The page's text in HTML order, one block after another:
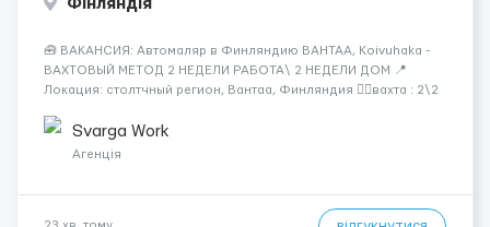
Фінляндія
🧰 ВАКАНСИЯ: Автомаляр в Финляндию ВАНТАА, Koivuhaka -
ВАХТОВЫЙ МЕТОД 2 НЕДЕЛИ РАБОТА\ 2 НЕДЕЛИ ДОМ 📍
Локация: столтчный регион, Вантаа, Финляндия 👌🏻вахта : 2\2
час брутто 🏠 Жильё: предоставляется БЕСПЛАТНО 📞
Контакт: +3725672...
Svarga Work
Агенція